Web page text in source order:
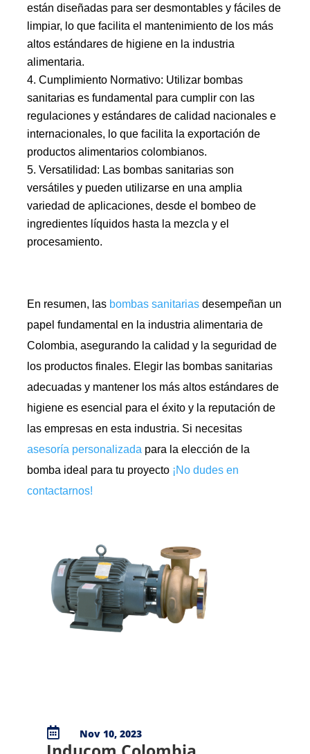
están diseñadas para ser desmontables y fáciles de
limpiar, lo que facilita el mantenimiento de los más
altos estándares de higiene en la industria
alimentaria.
Cumplimiento Normativo: Utilizar bombas
sanitarias es fundamental para cumplir con las
regulaciones y estándares de calidad nacionales e
internacionales, lo que facilita la exportación de
productos alimentarios colombianos.
Versatilidad: Las bombas sanitarias son
versátiles y pueden utilizarse en una amplia
variedad de aplicaciones, desde el bombeo de
ingredientes líquidos hasta la mezcla y el
procesamiento.
En resumen, las bombas sanitariasdesempeñan un
papel fundamental en la industria alimentaria de
Colombia, asegurando la calidad y la seguridad de
los productos finales. Elegir las bombas sanitarias
adecuadas y mantener los más altos estándares de
higiene es esencial para el éxito y la reputación de
las empresas en esta industria. Si necesitas
asesoría personalizadapara la elección de la
bomba ideal para tu proyecto ¡No dudes en
contactarnos!
 Nov 10, 2023